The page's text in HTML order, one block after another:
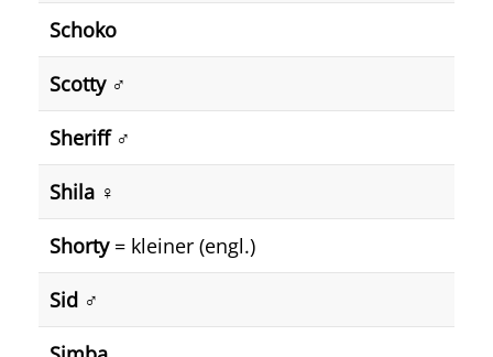
Schoko
Scotty ♂️
Sheriff ♂️
Shila ♀️
Shorty= kleiner (engl.)
Sid ♂️